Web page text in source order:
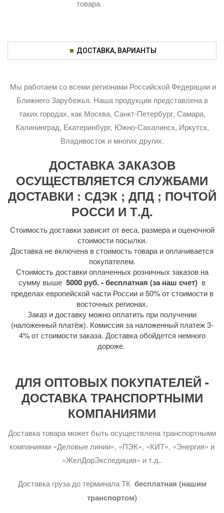
товара.
ДОСТАВКА, ВАРИАНТЫ
Мы работаем со всеми регионами Российской Федерации и
Ближнего Зарубежья. Наша продукция представлена в
таких городах, как Москва, Санкт-Петербург, Самара,
Калининград, Екатеринбург, Южно-Сахалинск, Иркутск,
Владивосток и многих других.
ДОСТАВКА ЗАКАЗОВ
ОСУЩЕСТВЛЯЕТСЯ СЛУЖБАМИ
ДОСТАВКИ : СДЭК ; ДПД ; ПОЧТОЙ
РОССИ И Т.Д.
Стоимость доставки зависит от веса, размера и оценочной
стоимости посылки.
Доставка не включена в стоимость товара и оплачивается
покупателем.
Стоимость доставки оплаченных розничных заказов на
сумму выше 5000 руб. - бесплатная (за наш счет) в
пределах европейской части России и 50% от стоимости в
восточных регионах.
Заказ и доставку можно оплатить при получении
(наложенный платёж). Комиссия за наложенный платеж 3-
4% от стоимости заказа. Доставка обойдется немного
дороже.
ДЛЯ ОПТОВЫХ ПОКУПАТЕЛЕЙ -
ДОСТАВКА ТРАНСПОРТНЫМИ
КОМПАНИЯМИ
Доставка товара может быть осуществлена транспортными
компаниями «Деловые линии», «ПЭК», «КИТ», «Энергия» и
«ЖелДорЭкспедиция» и т.д..
Доставка груза до терминала ТК бесплатная (нашим
транспортом)